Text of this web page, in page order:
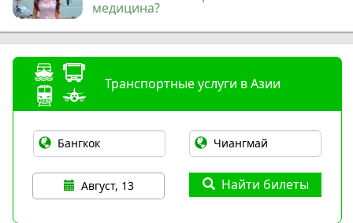
медицина?
Транспортные услуги в Азии
Август, 13 Найти билеты